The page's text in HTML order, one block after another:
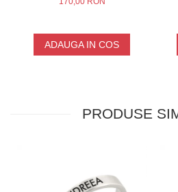
ADAUGA IN COS
PRODUSE